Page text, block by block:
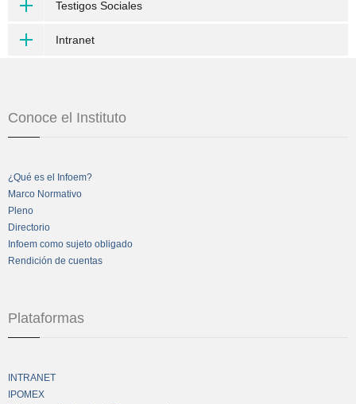
Testigos Sociales
Intranet
Conoce el Instituto
¿Qué es el Infoem?
Marco Normativo
Pleno
Directorio
Infoem como sujeto obligado
Rendición de cuentas
Plataformas
INTRANET
IPOMEX